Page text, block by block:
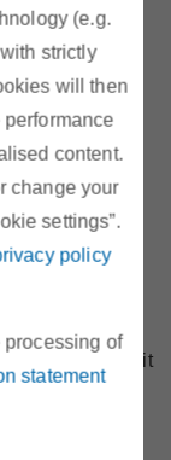
(e.g.
strictly
will then
content.
change your
settings”.
policy
processing of
statement
relevantes
und
dem
mit
in dem
die E-Control mit
mitteilen,